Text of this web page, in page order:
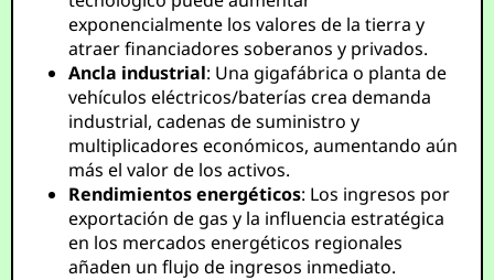
exponencialmente los valores de la tierra y
atraer financiadores soberanos y privados.
Ancla industrial: Una gigafábrica o planta de
vehículos eléctricos/baterías crea demanda
industrial, cadenas de suministro y
multiplicadores económicos, aumentando aún
más el valor de los activos.
Rendimientos energéticos: Los ingresos por
exportación de gas y la influencia estratégica
en los mercados energéticos regionales
añaden un flujo de ingresos inmediato.